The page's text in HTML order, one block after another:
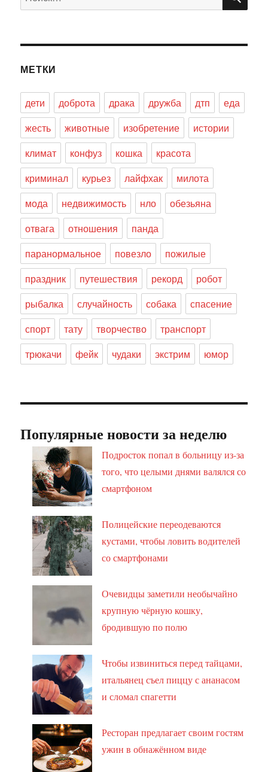
МЕТКИ
дети доброта драка дружба дтп
еда
жесть
животные изобретение
истории
климат
конфуз кошка
красота
криминал
курьез лайфхак
милота
мода
недвижимость нло
обезьяна
отвага
отношения
панда
паранормальное
повезло
пожилые
праздник
путешествия рекорд
робот
рыбалка
случайность собака
спасение
спорт
тату творчество
транспорт
трюкачи
фейк чудаки экстрим юмор
Популярные новости за неделю
Подросток попал в больницу из-за
того, что целыми днями валялся со
смартфоном
Полицейские переодеваются
кустами, чтобы ловить водителей
со смартфонами
Очевидцы заметили необычайно
крупную чёрную кошку,
бродившую по полю
Чтобы извиниться перед тайцами,
итальянец съел пиццу с ананасом
и сломал спагетти
Ресторан предлагает своим гостям
ужин в обнажённом виде